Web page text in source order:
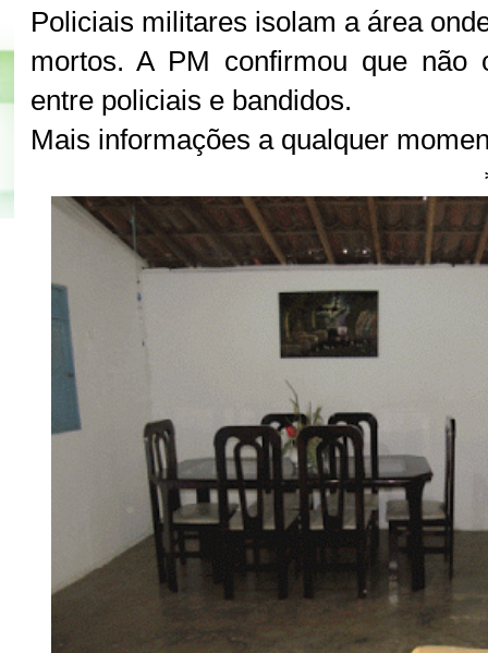
Policiais militares isolam a área
mortos. A PM confirmou que não
entre policiais e bandidos.
Mais informações a qualquer